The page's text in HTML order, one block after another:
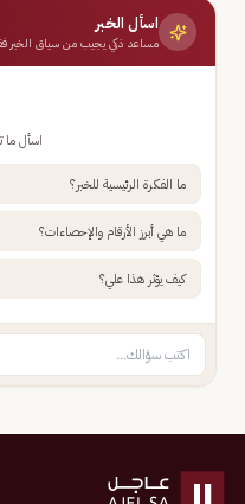
اسأل الخبر
مساعد ذكي يجيب من سياق الخبر
اسأل ما
ما الفكرة الرئيسية للخبر؟
ما هي أبرز الأرقام والإحصاءات؟
كيف يؤثر هذا علي؟